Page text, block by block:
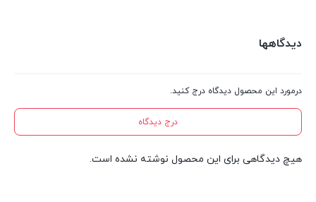
دیدگاهها
درمورد این محصول دیدگاه درج کنید.
درج دیدگاه
هیچ دیدگاهی برای این محصول نوشته نشده است.